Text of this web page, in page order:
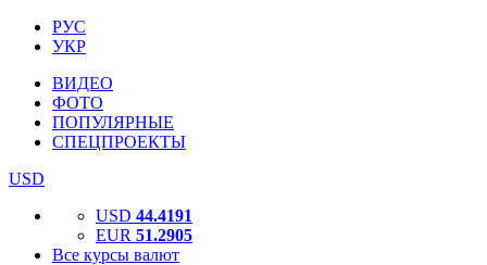
РУС
УКР
ВИДЕО
ФОТО
ПОПУЛЯРНЫЕ
СПЕЦПРОЕКТЫ
USD
USD 44.4191
EUR 51.2905
Все курсы валют